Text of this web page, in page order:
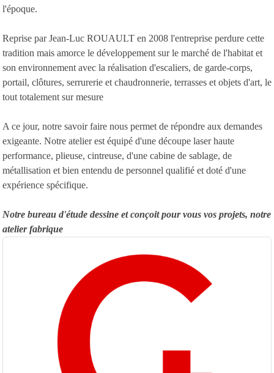
l'époque.
Reprise par Jean-Luc ROUAULT en 2008 l'entreprise perdure cette
tradition mais amorce le développement sur le marché de l'habitat et
son environnement avec la réalisation d'escaliers, de garde-corps,
portail, clôtures, serrurerie et chaudronnerie, terrasses et objets d'art, le
tout totalement sur mesure
A ce jour, notre savoir faire nous permet de répondre aux demandes
exigeante. Notre atelier est équipé d'une découpe laser haute
performance, plieuse, cintreuse, d'une cabine de sablage, de
métallisation et bien entendu de personnel qualifié et doté d'une
expérience spécifique.
Notre bureau d'étude dessine et conçoit pour vous vos projets, notre
atelier fabrique